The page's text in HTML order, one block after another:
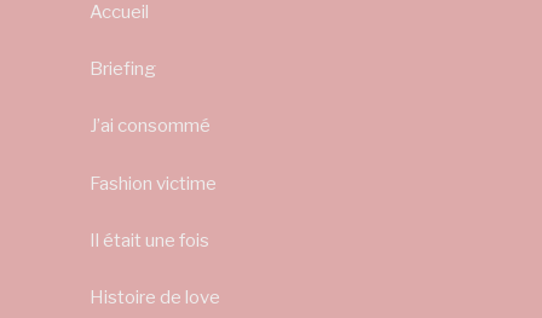
Accueil
Briefing
J’ai consommé
Fashion victime
Il était une fois
Histoire de love